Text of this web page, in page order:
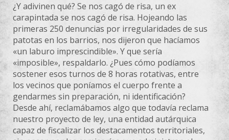
¿Y adivinen qué? Se nos cagó de risa, un ex
carapintada se nos cagó de risa. Hojeando las
primeras 250 denuncias por irregularidades de sus
patotas en los barrios, nos dijeron que hacíamos
«un laburo imprescindible». Y que sería
«imposible», respaldarlo. ¿Pues cómo podíamos
sostener esos turnos de 8 horas rotativas, entre
los vecinos que poníamos el cuerpo frente a
gendarmes sin preparación, ni identificación?
Desde ahí, reclamábamos algo que todavía reclama
nuestro proyecto de ley, una entidad autárquica
capaz de fiscalizar los destacamentos territoriales,